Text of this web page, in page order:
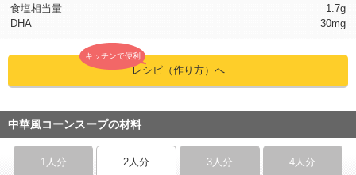
食塩相当量
1.7g
DHA
30mg
キッチンで便利
レシピ（作り方）へ
中華風コーンスープの材料
1人分 2人分 3人分 4人分